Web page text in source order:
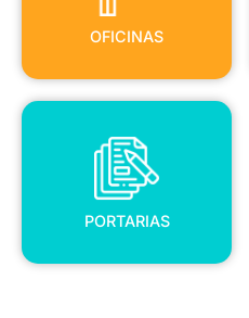
OFICINAS
PORTARIAS
PORTARIAS